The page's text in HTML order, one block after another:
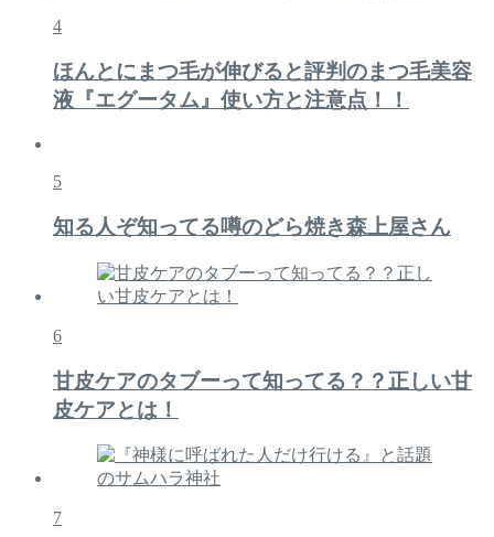
4
ほんとにまつ毛が伸びると評判のまつ毛美容
液『エグータム』使い方と注意点！！
5
知る人ぞ知ってる噂のどら焼き森上屋さん
6
甘皮ケアのタブーって知ってる？？正しい甘
皮ケアとは！
7